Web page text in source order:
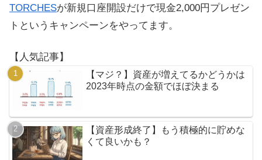
TORCHESが新規口座開設だけで現金2,000円プレゼン
トというキャンペーンをやってます。
【人気記事】
【マジ？】資産が増えてるかどうかは
2023年時点の金額でほぼ決まる
【資産形成終了】もう積極的に貯めな
くて良いかも？